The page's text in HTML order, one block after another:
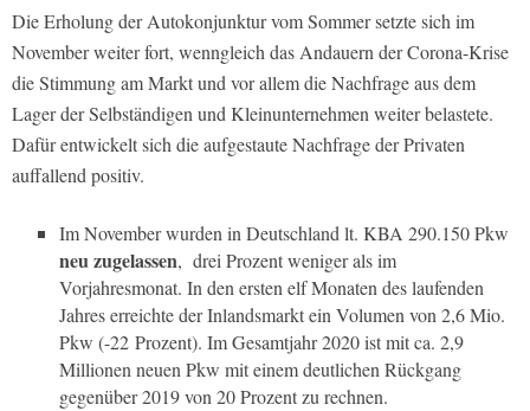
Die Erholung der Autokonjunktur vom Sommer setzte sich im
November weiter fort, wenngleich das Andauern der Corona-Krise
die Stimmung am Markt und vor allem die Nachfrage aus dem
Lager der Selbständigen und Kleinunternehmen weiter belastete.
Dafür entwickelt sich die aufgestaute Nachfrage der Privaten
auffallend positiv.
Im November wurden in Deutschland lt. KBA 290.150 Pkw
neu zugelassen, drei Prozent weniger als im
Vorjahresmonat. In den ersten elf Monaten des laufenden
Jahres erreichte der Inlandsmarkt ein Volumen von 2,6 Mio.
Pkw (-22 Prozent). Im Gesamtjahr 2020 ist mit ca. 2,9
Millionen neuen Pkw mit einem deutlichen Rückgang
gegenüber 2019 von 20 Prozent zu rechnen.